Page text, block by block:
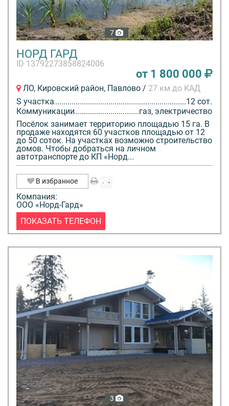
7
НОРД ГАРД
ID 13792273858824006
от 1 800 000
ЛО, Кировский район, Павлово / 27 км до КАД
S участка
12 сот.
Коммуникации
газ, электричество
Посёлок занимает территорию площадью 15 га. В
продаже находятся 60 участков площадью от 12
до 50 соток. На участках возможно строительство
домов. Чтобы добраться на личном
автотранспорте до КП «Норд...
В избранное
Компания:
ООО «Норд-Гард»
ПОКАЗАТЬ ТЕЛЕФОН
3